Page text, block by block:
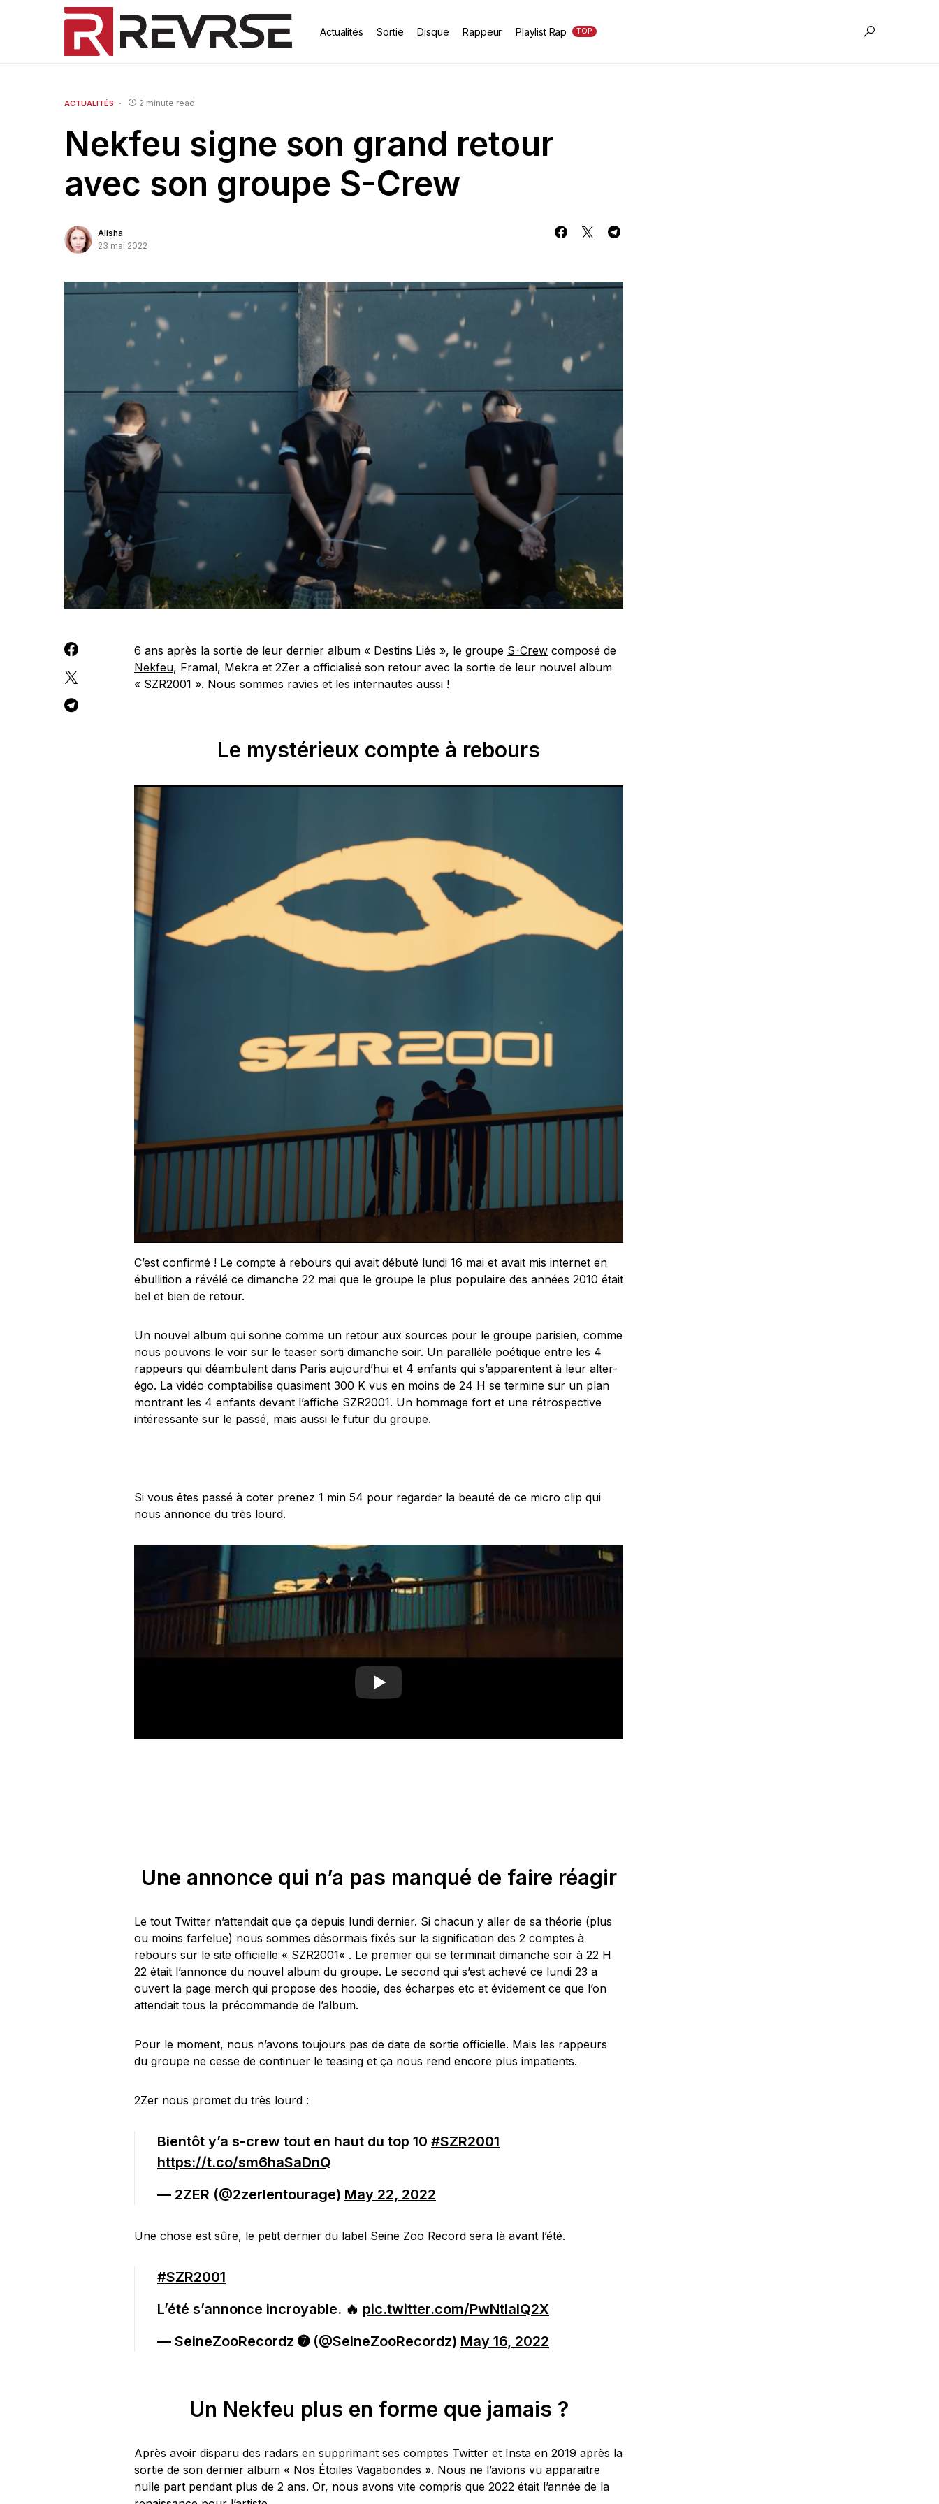
Actualités Sortie Disque Rappeur Playlist Rap TOP
ACTUALITÉS 2 minute read
Nekfeu signe son grand retour
avec son groupe S-Crew
Alisha
23 mai 2022
6 ans après la sortie de leur dernier album « Destins Liés », le groupe S-Crew composé de
Nekfeu, Framal, Mekra et 2Zer a officialisé son retour avec la sortie de leur nouvel album
« SZR2001 ». Nous sommes ravies et les internautes aussi !
Le mystérieux compte à rebours
C’est confirmé ! Le compte à rebours qui avait débuté lundi 16 mai et avait mis internet en
ébullition a révélé ce dimanche 22 mai que le groupe le plus populaire des années 2010 était
bel et bien de retour.
Un nouvel album qui sonne comme un retour aux sources pour le groupe parisien, comme
nous pouvons le voir sur le teaser sorti dimanche soir. Un parallèle poétique entre les 4
rappeurs qui déambulent dans Paris aujourd’hui et 4 enfants qui s’apparentent à leur alter-
égo. La vidéo comptabilise quasiment 300 K vus en moins de 24 H se termine sur un plan
montrant les 4 enfants devant l’affiche SZR2001. Un hommage fort et une rétrospective
intéressante sur le passé, mais aussi le futur du groupe.
Si vous êtes passé à coter prenez 1 min 54 pour regarder la beauté de ce micro clip qui
nous annonce du très lourd.
Une annonce qui n’a pas manqué de faire réagir
Le tout Twitter n’attendait que ça depuis lundi dernier. Si chacun y aller de sa théorie (plus
ou moins farfelue) nous sommes désormais fixés sur la signification des 2 comptes à
rebours sur le site officielle « SZR2001« . Le premier qui se terminait dimanche soir à 22 H
22 était l’annonce du nouvel album du groupe. Le second qui s’est achevé ce lundi 23 a
ouvert la page merch qui propose des hoodie, des écharpes etc et évidement ce que l’on
attendait tous la précommande de l’album.
Pour le moment, nous n’avons toujours pas de date de sortie officielle. Mais les rappeurs
du groupe ne cesse de continuer le teasing et ça nous rend encore plus impatients.
2Zer nous promet du très lourd :
Bientôt y’a s-crew tout en haut du top 10 #SZR2001
https://t.co/sm6haSaDnQ
— 2ZER (@2zerlentourage) May 22, 2022
Une chose est sûre, le petit dernier du label Seine Zoo Record sera là avant l’été.
#SZR2001
L’été s’annonce incroyable. 🔥 pic.twitter.com/PwNtIaIQ2X
— SeineZooRecordz ➐ (@SeineZooRecordz) May 16, 2022
Un Nekfeu plus en forme que jamais ?
Après avoir disparu des radars en supprimant ses comptes Twitter et Insta en 2019 après la
sortie de son dernier album « Nos Étoiles Vagabondes ». Nous ne l’avions vu apparaitre
nulle part pendant plus de 2 ans. Or, nous avons vite compris que 2022 était l’année de la